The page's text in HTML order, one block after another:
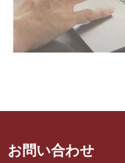
お問い合わせ